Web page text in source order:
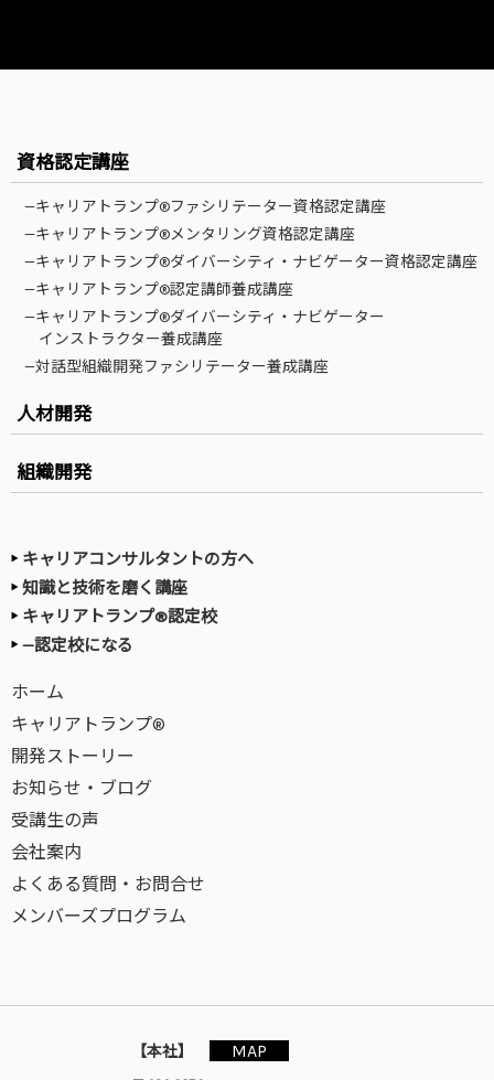
資格認定講座
—キャリアトランプ®ファシリテーター資格認定講座
—キャリアトランプ®メンタリング資格認定講座
—キャリアトランプ®ダイバーシティ・ナビゲーター資格認定講座
—キャリアトランプ®認定講師養成講座
—キャリアトランプ®ダイバーシティ・ナビゲーター
インストラクター養成講座
—対話型組織開発ファシリテーター養成講座
人材開発
組織開発
キャリアコンサルタントの方へ
知識と技術を磨く講座
キャリアトランプ®認定校
—認定校になる
ホーム
キャリアトランプ®
開発ストーリー
お知らせ・ブログ
受講生の声
会社案内
よくある質問・お問合せ
メンバーズプログラム
【本社】
MAP